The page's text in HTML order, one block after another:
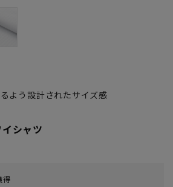
よう設計されたサイズ感
シャツ
得